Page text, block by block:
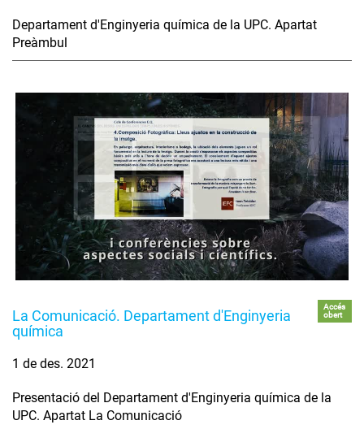
Departament d'Enginyeria química de la UPC. Apartat
Preàmbul
La Comunicació. Departament d'Enginyeria
química
Accés
obert
1 de des. 2021
Presentació del Departament d'Enginyeria química de la
UPC. Apartat La Comunicació